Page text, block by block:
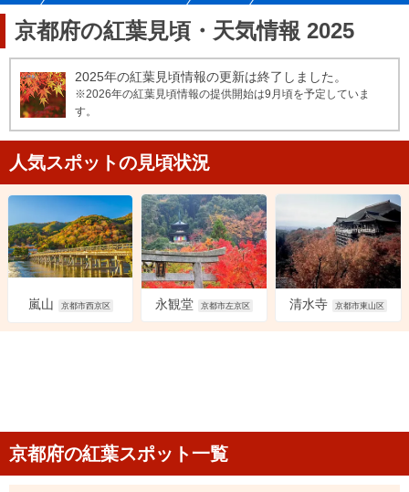
京都府の紅葉見頃・天気情報 2025
2025年の紅葉見頃情報の更新は終了しました。
※2026年の紅葉見頃情報の提供開始は9月頃を予定していま
す。
人気スポットの見頃状況
嵐山 京都市西京区 永観堂 京都市左京区 清水寺 京都市東山区
京都府の紅葉スポット一覧